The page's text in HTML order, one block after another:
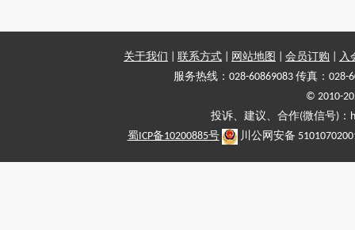
关于我们 联系方式 网站地图 会员订购
入
服务热线：028-60869083 传真：028-
© 2010-
投诉、建议、合作(微信号)
蜀ICP备10200885号
川公网安备